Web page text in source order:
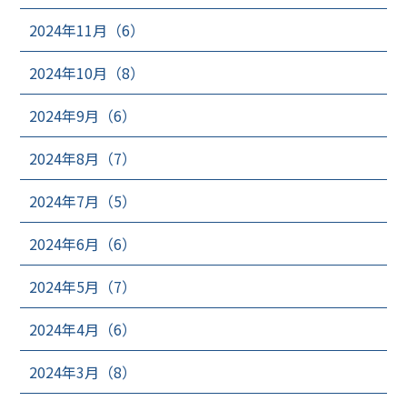
2024年11月（6）
2024年10月（8）
2024年9月（6）
2024年8月（7）
2024年7月（5）
2024年6月（6）
2024年5月（7）
2024年4月（6）
2024年3月（8）